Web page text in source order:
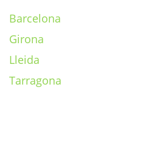
Barcelona
Girona
Lleida
Tarragona